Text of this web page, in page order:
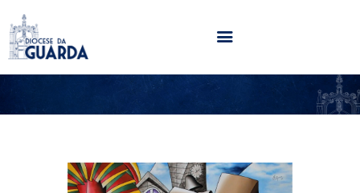
HOME
PARÓQUIAS